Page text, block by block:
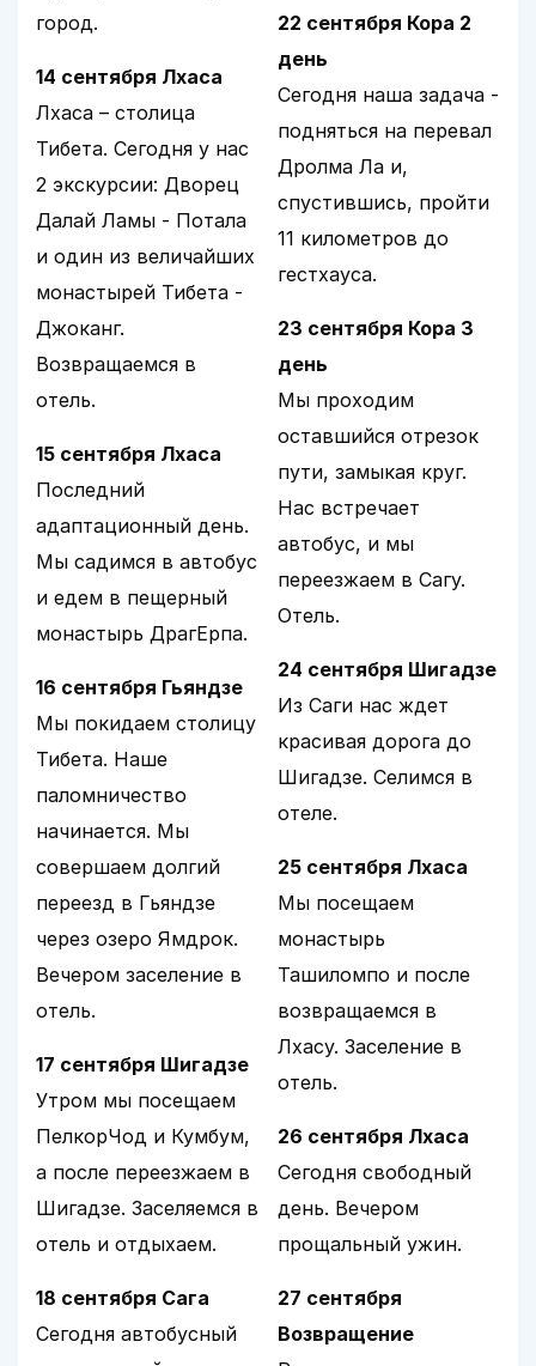
город.
14 сентября Лхаса
Лхаса – столица
Тибета. Сегодня у нас
2 экскурсии: Дворец
Далай Ламы - Потала
и один из величайших
монастырей Тибета -
Джоканг.
Возвращаемся в
отель.
15 сентября Лхаса
Последний
адаптационный день.
Мы садимся в автобус
и едем в пещерный
монастырь ДрагЕрпа.
16 сентября Гьяндзе
Мы покидаем столицу
Тибета. Наше
паломничество
начинается. Мы
совершаем долгий
переезд в Гьяндзе
через озеро Ямдрок.
Вечером заселение в
отель.
17 сентября Шигадзе
Утром мы посещаем
ПелкорЧод и Кумбум,
а после переезжаем в
Шигадзе. Заселяемся в
отель и отдыхаем.
18 сентября Сага
Сегодня автобусный
22 сентября Кора 2
день
Сегодня наша задача -
подняться на перевал
Дролма Ла и,
спустившись, пройти
11 километров до
гестхауса.
23 сентября Кора 3
день
Мы проходим
оставшийся отрезок
пути, замыкая круг.
Нас встречает
автобус, и мы
переезжаем в Сагу.
Отель.
24 сентября Шигадзе
Из Саги нас ждет
красивая дорога до
Шигадзе. Селимся в
отеле.
25 сентября Лхаса
Мы посещаем
монастырь
Ташиломпо и после
возвращаемся в
Лхасу. Заселение в
отель.
26 сентября Лхаса
Сегодня свободный
день. Вечером
прощальный ужин.
27 сентября
Возвращение